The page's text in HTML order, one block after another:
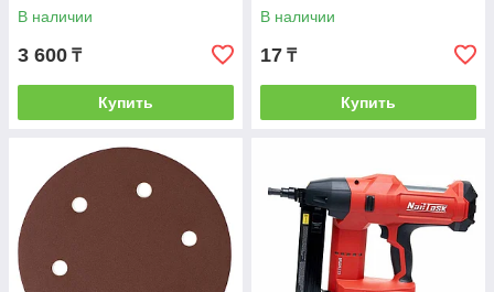
В наличии
3 600 ₸
Купить
В наличии
17 ₸
Купить